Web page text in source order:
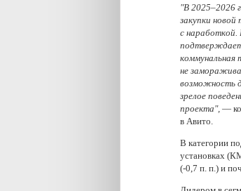
"В 2025–2026
закупки
с наработкой.
коммунальная
не
возможность
зрелое
проекта", —
в Авито.
В категории
установках
(-0,7 п. п.) и